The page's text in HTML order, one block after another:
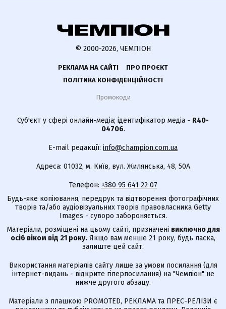
© 2000-2026, ЧЕМПІОН
РЕКЛАМА НА САЙТІ
ПРО ПРОЄКТ
ПОЛІТИКА КОНФІДЕНЦІЙНОСТІ
Промокоди
Суб'єкт у сфері онлайн-медіа; ідентифікатор медіа - R40-
04706.
E-mail редакції: info@champion.com.ua
Адреса: 01032, м. Київ, вул. Жилянська, 48, 50А
Телефон: +380 95 641 22 07
Будь-яке копіювання, передрук та відтворення фотографічних
творів та/або аудіовізуальних творів правовласника Getty
Images - суворо забороняється.
Матеріали, розміщені на цьому сайті, призначені виключно для
осіб віком від 21 року. Якщо вам менше 21 року, будь ласка,
залиште цей сайт.
Використання матеріалів сайту лише за умови посилання (для
інтернет-видань - відкрите гіперпосилання) на "Чемпіон" не
нижче другого абзацу.
Матеріали з плашкою PROMOTED, РЕКЛАМА та ПРЕС-РЕЛІЗИ є